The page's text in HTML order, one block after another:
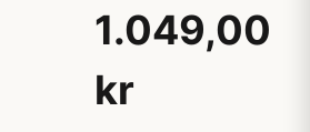
1.049,00
kr